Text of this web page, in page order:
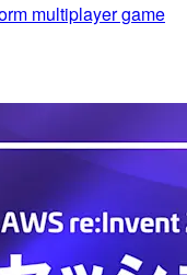
multiplayer game